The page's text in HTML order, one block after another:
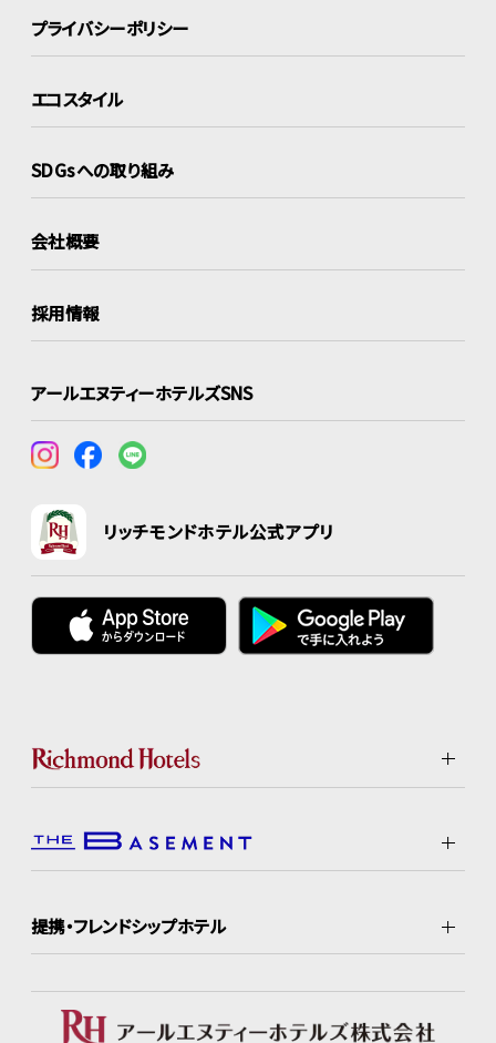
プライバシーポリシー
エコスタイル
SDGsへの取り組み
会社概要
採用情報
アールエヌティーホテルズSNS
リッチモンドホテル公式アプリ
提携・フレンドシップホテル